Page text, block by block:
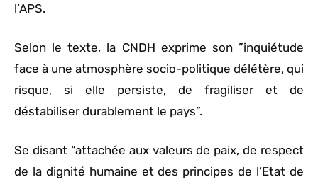
l’APS.
Selon le texte, la CNDH exprime son ”inquiétude
face à une atmosphère socio-politique délétère, qui
risque, si elle persiste, de fragiliser et de
déstabiliser durablement le pays”.
Se disant “attachée aux valeurs de paix, de respect
de la dignité humaine et des principes de l’Etat de